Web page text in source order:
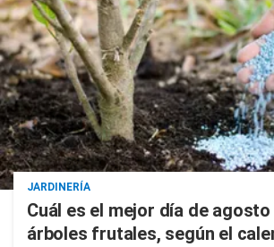
JARDINERÍA
Cuál es el mejor día de
árboles frutales, según el